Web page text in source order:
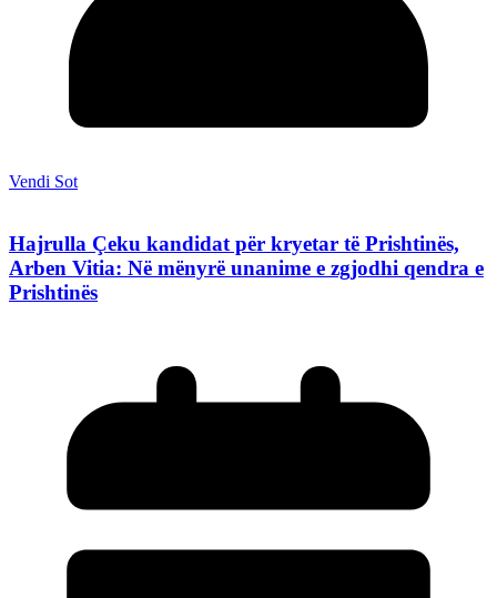
Vendi Sot
Hajrulla Çeku kandidat për kryetar të Prishtinës,
Arben Vitia: Në mënyrë unanime e zgjodhi qendra e
Prishtinës